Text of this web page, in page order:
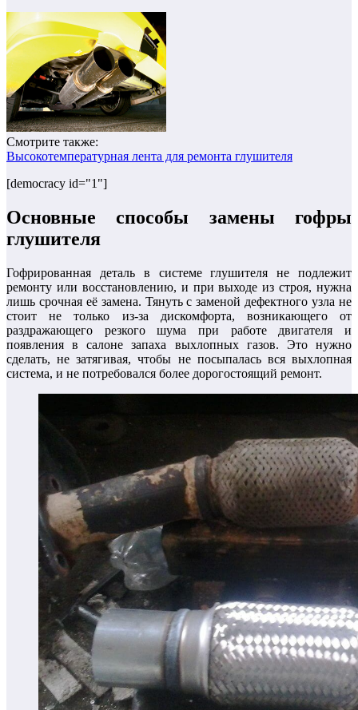
Смотрите также:
Высокотемпературная лента для ремонта глушителя
[democracy id="1"]
Основные способы замены гофры
глушителя
Гофрированная деталь в системе глушителя не подлежит
ремонту или восстановлению, и при выходе из строя, нужна
лишь срочная её замена. Тянуть с заменой дефектного узла не
стоит не только из-за дискомфорта, возникающего от
раздражающего резкого шума при работе двигателя и
появления в салоне запаха выхлопных газов. Это нужно
сделать, не затягивая, чтобы не посыпалась вся выхлопная
система, и не потребовался более дорогостоящий ремонт.